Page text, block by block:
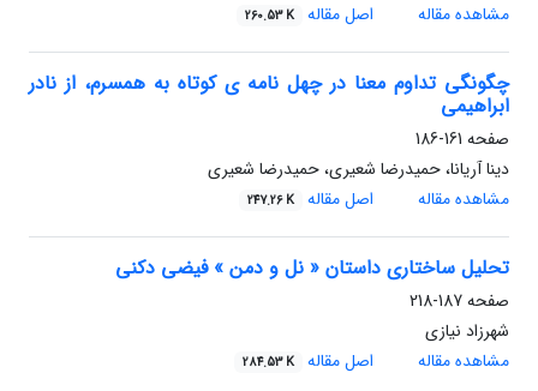
مشاهده مقاله
اصل مقاله 260.53 K
چگونگی تداوم معنا در چهل نامه ی کوتاه به همسرم، از نادر
ابراهیمی
صفحه 161-186
دینا آریانا، حمیدرضا شعیری، حمیدرضا شعیری
مشاهده مقاله
اصل مقاله 247.26 K
تحلیل ساختاری داستان « نل و دمن » فیضی دکنی
صفحه187-218
شهرزاد نیازی
مشاهده مقاله
اصل مقاله 284.53 K